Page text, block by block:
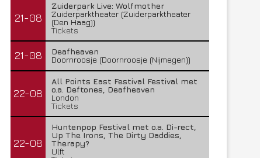
21-08
Zuiderpark Live: Wolfmother
Zuiderparktheater (Zuiderparktheater
(Den Haag))
Tickets
21-08
Deafheaven
Doornroosje (Doornroosje (Nijmegen))
22-08
All Points East Festival Festival met
o.a. Deftones, Deafheaven
London
Tickets
22-08
Huntenpop Festival met o.a. Di-rect,
Up The Irons, The Dirty Daddies,
Therapy?
Ulft